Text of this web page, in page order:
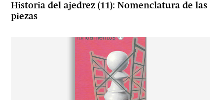
Historia del ajedrez (11): Nomenclatura de las
piezas